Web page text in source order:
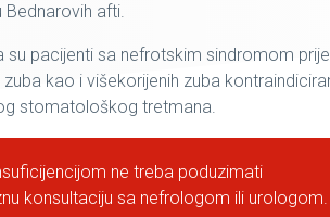
Bednarovih afti.
pacijenti sa nefrotskim sindromom
kao i višekorijenih zuba
stomatološkog tretmana.
ne treba poduzimati
konsultaciju sa nefrologom ili